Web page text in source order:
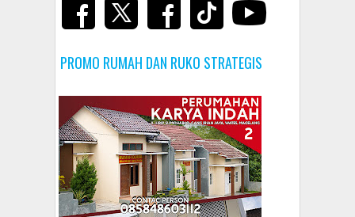
PROMO RUMAH DAN RUKO STRATEGIS